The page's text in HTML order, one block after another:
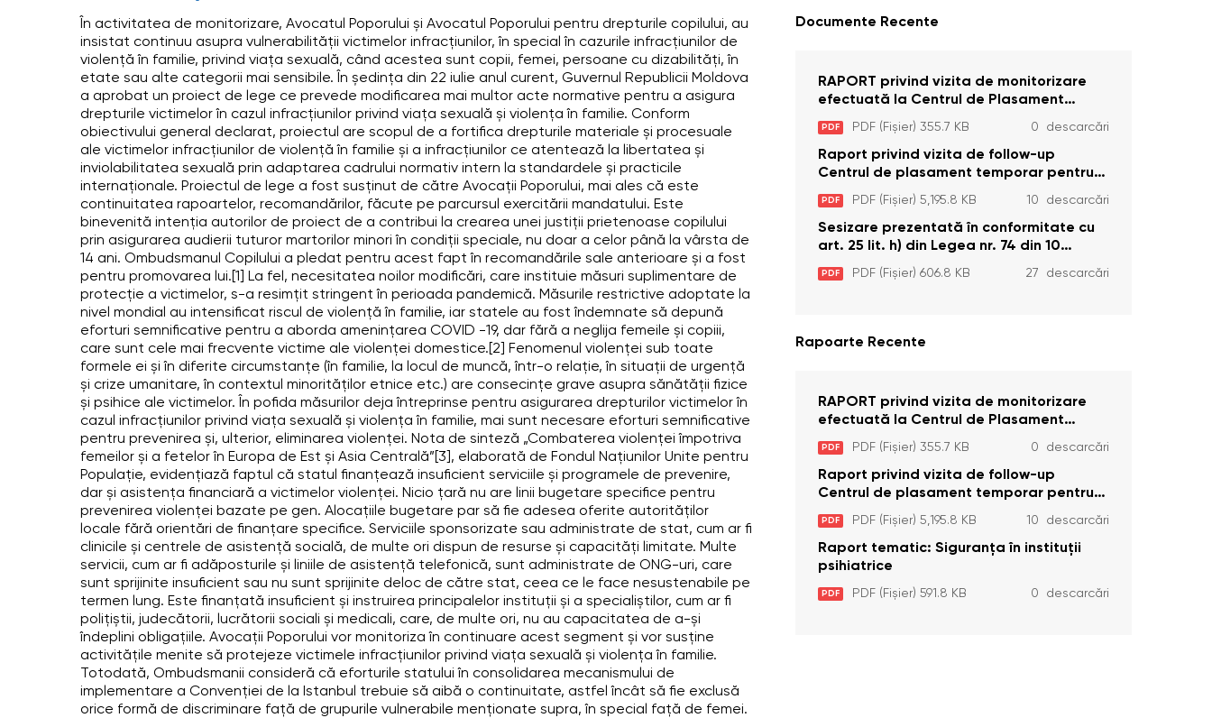
În activitatea de monitorizare, Avocatul Poporului și Avocatul Poporului pentru drepturile copilului, au
insistat continuu asupra vulnerabilității victimelor infracțiunilor, în special în cazurile infracțiunilor de
violență în familie, privind viața sexuală, când acestea sunt copii, femei, persoane cu dizabilități, în
etate sau alte categorii mai sensibile. În ședința din 22 iulie anul curent, Guvernul Republicii Moldova
a aprobat un proiect de lege ce prevede modificarea mai multor acte normative pentru a asigura
drepturile victimelor în cazul infracțiunilor privind viața sexuală și violența în familie. Conform
obiectivului general declarat, proiectul are scopul de a fortifica drepturile materiale și procesuale
ale victimelor infracțiunilor de violență în familie și a infracțiunilor ce atentează la libertatea și
inviolabilitatea sexuală prin adaptarea cadrului normativ intern la standardele și practicile
internaționale. Proiectul de lege a fost susținut de către Avocații Poporului, mai ales că este
continuitatea rapoartelor, recomandărilor, făcute pe parcursul exercitării mandatului. Este
binevenită intenţia autorilor de proiect de a contribui la crearea unei justiţii prietenoase copilului
prin asigurarea audierii tuturor martorilor minori în condiţii speciale, nu doar a celor până la vârsta de
14 ani. Ombudsmanul Copilului a pledat pentru acest fapt în recomandările sale anterioare şi a fost
pentru promovarea lui.[1] La fel, necesitatea noilor modificări, care instituie măsuri suplimentare de
protecție a victimelor, s-a resimțit stringent în perioada pandemică. Măsurile restrictive adoptate la
nivel mondial au intensificat riscul de violență în familie, iar statele au fost îndemnate să depună
eforturi semnificative pentru a aborda amenințarea COVID -19, dar fără a neglija femeile și copiii,
care sunt cele mai frecvente victime ale violenței domestice.[2] Fenomenul violenței sub toate
formele ei și în diferite circumstanțe (în familie, la locul de muncă, într-o relație, în situații de urgență
și crize umanitare, în contextul minorităților etnice etc.) are consecințe grave asupra sănătății fizice
și psihice ale victimelor. În pofida măsurilor deja întreprinse pentru asigurarea drepturilor victimelor în
cazul infracțiunilor privind viața sexuală și violența în familie, mai sunt necesare eforturi semnificative
pentru prevenirea și, ulterior, eliminarea violenței. Nota de sinteză „Combaterea violenței împotriva
femeilor și a fetelor în Europa de Est și Asia Centrală”[3], elaborată de Fondul Națiunilor Unite pentru
Populație, evidențiază faptul că statul finanțează insuficient serviciile și programele de prevenire,
dar și asistența financiară a victimelor violenței. Nicio țară nu are linii bugetare specifice pentru
prevenirea violenței bazate pe gen. Alocațiile bugetare par să fie adesea oferite autorităților
locale fără orientări de finanțare specifice. Serviciile sponsorizate sau administrate de stat, cum ar fi
clinicile și centrele de asistență socială, de multe ori dispun de resurse și capacități limitate. Multe
servicii, cum ar fi adăposturile și liniile de asistență telefonică, sunt administrate de ONG-uri, care
sunt sprijinite insuficient sau nu sunt sprijinite deloc de către stat, ceea ce le face nesustenabile pe
termen lung. Este finanțată insuficient și instruirea principalelor instituții și a specialiștilor, cum ar fi
polițiștii, judecătorii, lucrătorii sociali și medicali, care, de multe ori, nu au capacitatea de a-și
îndeplini obligațiile. Avocații Poporului vor monitoriza în continuare acest segment și vor susține
activitățile menite să protejeze victimele infracțiunilor privind viața sexuală și violența în familie.
Totodată, Ombudsmanii consideră că eforturile statului în consolidarea mecanismului de
implementare a Convenției de la Istanbul trebuie să aibă o continuitate, astfel încât să fie exclusă
orice formă de discriminare față de grupurile vulnerabile menționate supra, în special față de femei.
Documente Recente
RAPORT privind vizita de monitorizare
efectuată la Centrul de Plasament
Temporar pentru Persoane cu
Dizabilități (Adulte) din s. Brînzeni, r.
Edineț, din data de 25 mai 2026
PDF PDF (Fișier) 355.7 KB 0 descarcări
Raport privind vizita de follow-up
Centrul de plasament temporar pentru
persoanele cu dizabilități (adulte)
Bădiceni, Soroca (11 iunie 2026)
PDF PDF (Fișier) 5,195.8 KB 10 descarcări
Sesizare prezentată în conformitate cu
art. 25 lit. h) din Legea nr. 74 din 10
aprilie 2025 cu privire la Curtea
Constituțională şi art. 26 din Legea cu
PDF PDF (Fișier) 606.8 KB 27 descarcări
Rapoarte Recente
RAPORT privind vizita de monitorizare
efectuată la Centrul de Plasament
Temporar pentru Persoane cu
Dizabilități (Adulte) din s. Brînzeni, r.
Edineț, din data de 25 mai 2026
PDF PDF (Fișier) 355.7 KB 0 descarcări
Raport privind vizita de follow-up
Centrul de plasament temporar pentru
persoanele cu dizabilități (adulte)
Bădiceni, Soroca (11 iunie 2026)
PDF PDF (Fișier) 5,195.8 KB 10 descarcări
Raport tematic: Siguranța în instituții
psihiatrice
PDF PDF (Fișier) 591.8 KB 0 descarcări